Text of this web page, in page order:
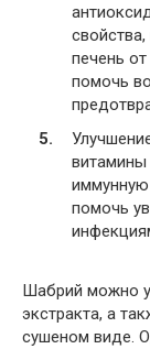
печень
помочь
витамины
иммунную
помочь
Шабрий можно
экстракта, а
сушеном виде.